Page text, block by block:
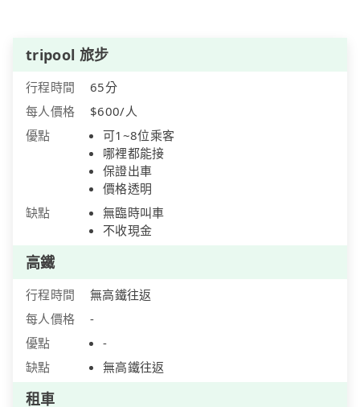
tripool 旅步
行程時間
65分
每人價格
$600/人
優點
可1~8位乘客
哪裡都能接
保證出車
價格透明
缺點
無臨時叫車
不收現金
高鐵
行程時間
無高鐵往返
每人價格
-
優點
-
缺點
無高鐵往返
租車